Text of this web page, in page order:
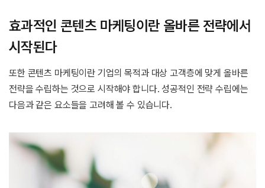
효과적인 콘텐츠 마케팅이란 올바른 전략에서
시작된다
또한 콘텐츠 마케팅이란 기업의 목적과 대상 고객층에 맞게 올바른
전략을 수립하는 것으로 시작해야 합니다. 성공적인 전략 수립에는
다음과 같은 요소들을 고려해 볼 수 있습니다.